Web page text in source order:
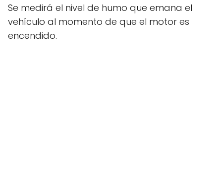
Se medirá el nivel de humo que emana el
vehículo al momento de que el motor es
encendido.